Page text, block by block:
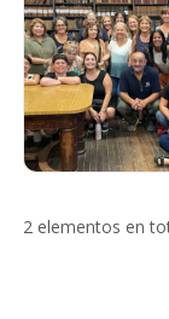
2 elementos en